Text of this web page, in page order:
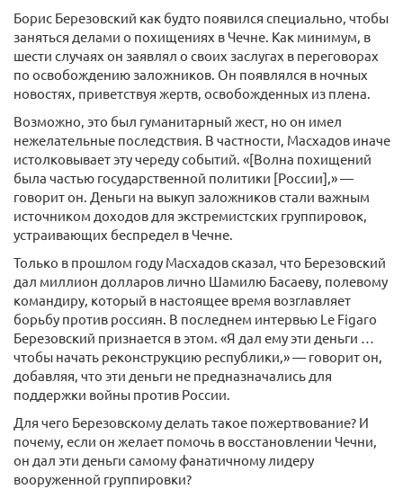
Борис Березовский как будто появился специально, чтобы
заняться делами о похищениях в Чечне. Как минимум, в
шести случаях он заявлял о своих заслугах в переговорах
по освобождению заложников. Он появлялся в ночных
новостях, приветствуя жертв, освобожденных из плена.
Возможно, это был гуманитарный жест, но он имел
нежелательные последствия. В частности, Масхадов иначе
истолковывает эту череду событий. «[Волна похищений
была частью государственной политики [России],» —
говорит он. Деньги на выкуп заложников стали важным
источником доходов для экстремистских группировок,
устраивающих беспредел в Чечне.
Только в прошлом году Масхадов сказал, что Березовский
дал миллион долларов лично Шамилю Басаеву, полевому
командиру, который в настоящее время возглавляет
борьбу против россиян. В последнем интервью Le Figaro
Березовский признается в этом. «Я дал ему эти деньги …
чтобы начать реконструкцию республики,» — говорит он,
добавляя, что эти деньги не предназначались для
поддержки войны против России.
Для чего Березовскому делать такое пожертвование? И
почему, если он желает помочь в восстановлении Чечни,
он дал эти деньги самому фанатичному лидеру
вооруженной группировки?